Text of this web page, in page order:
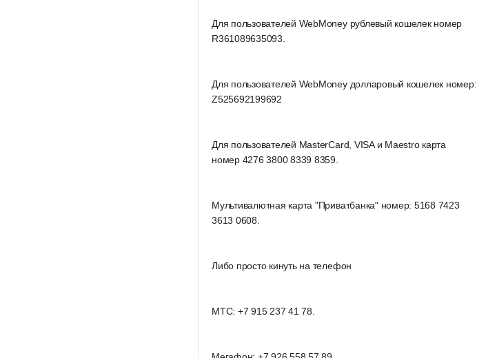
Для пользователей WebMoney рублевый кошелек номер
R361089635093.
Для пользователей WebMoney долларовый кошелек номер:
Z525692199692
Для пользователей MasterCard, VISA и Maestro карта
номер 4276 3800 8339 8359.
Мультивалютная карта "Приватбанка" номер: 5168 7423
3613 0608.
Либо просто кинуть на телефон
МТС: +7 915 237 41 78.